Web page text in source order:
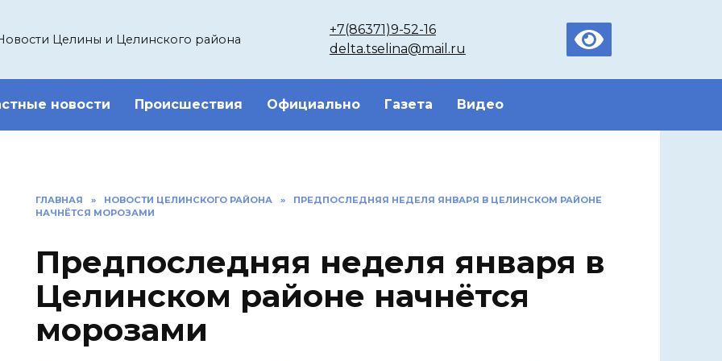
Целины и Целинского района
+7(86371)9-52-16
delta.tselina@mail.ru
новости Происшествия Официально Газета Видео
ГЛАВНАЯ » НОВОСТИ ЦЕЛИНСКОГО РАЙОНА »
ПРЕДПОСЛЕДНЯЯ НЕДЕЛЯ ЯНВАРЯ В ЦЕЛИНСКОМ РАЙОНЕ
НАЧНЁТСЯ МОРОЗАМИ
Предпоследняя неделя января в
Целинском районе начнётся
морозами